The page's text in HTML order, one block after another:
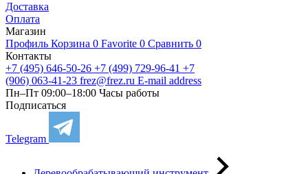
Доставка
Оплата
Магазин
Профиль Корзина 0 Favorite 0 Сравнить 0
Контакты
+7 (495) 646-50-26 +7 (499) 729-96-41 +7
(906) 063-41-23 frez@frez.ru E-mail address
Пн–Пт 09:00–18:00 Часы работы
Подписаться
Telegram